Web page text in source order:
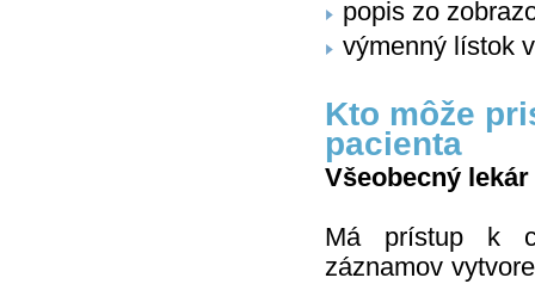
popis zo
výmenný lístok
Kto môže
pacienta
Všeobecný lekár
Má prístup k
záznamov